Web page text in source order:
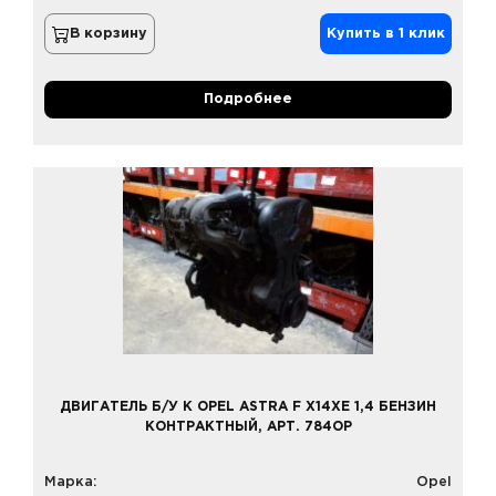
В корзину Купить в 1 клик
Подробнее
ДВИГАТЕЛЬ Б/У К OPEL ASTRA F X14XE 1,4 БЕНЗИН
КОНТРАКТНЫЙ, АРТ. 784OP
Марка: Opel